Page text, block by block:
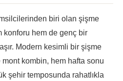
biri olan şişme
konforu hem de genç bir
Modern kesimli bir şişme
kombin, hem hafta sonu
şehir temposunda rahatlıkla